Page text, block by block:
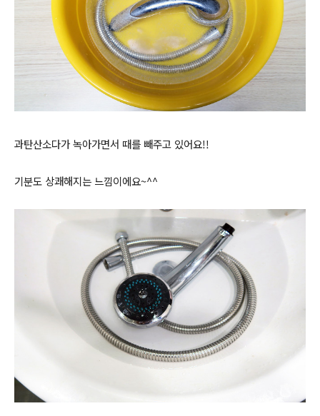
과탄산소다가 녹아가면서 때를 빼주고 있어요!!
기분도 상쾌해지는 느낌이에요~^^